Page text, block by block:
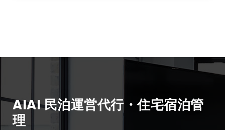
AIAI 民泊運営代行・住宅宿泊管
理